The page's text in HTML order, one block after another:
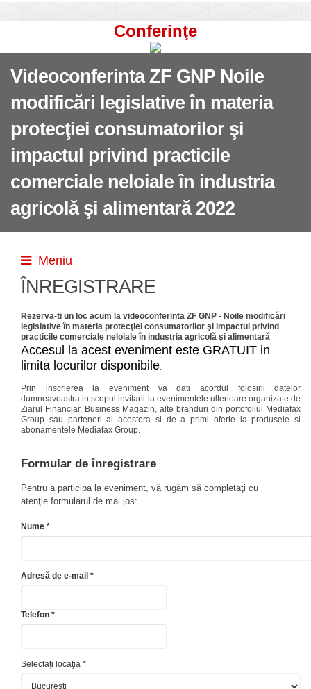
Conferinţe
Videoconferinta ZF GNP Noile
modificări legislative în materia
protecţiei consumatorilor şi
impactul privind practicile
comerciale neloiale în industria
agricolă şi alimentară 2022
Meniu
ÎNREGISTRARE
Rezerva-ti un loc acum la videoconferinta ZF GNP - Noile modificări
legislative în materia protecţiei consumatorilor şi impactul privind
practicile comerciale neloiale în industria agricolă şi alimentară
Accesul la acest eveniment este GRATUIT in
limita locurilor disponibile.
Prin inscrierea la eveniment va dati acordul folosirii datelor
dumneavoastra in scopul invitarii la evenimentele ulterioare organizate de
Ziarul Financiar, Business Magazin, alte branduri din portofoliul Mediafax
Group sau parteneri ai acestora si de a primi oferte la produsele si
abonamentele Mediafax Group.
Formular de înregistrare
Pentru a participa la eveniment, vă rugăm să completaţi cu
atenţie formularul de mai jos:
Nume *
Adresă de e-mail *
Telefon *
Selectaţi locaţia *